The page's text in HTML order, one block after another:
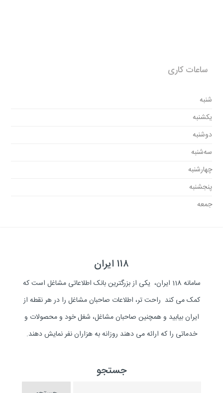
ساعات کاری
شنبه
یکشنبه
دوشنبه
سه‌شنبه
چهارشنبه
پنجشنبه
جمعه
۱۱۸ ایران
سامانه 118 ایران، یکی از بزرگترین بانک اطلاعاتی مشاغل است که
کمک می کند راحت تر، اطلاعات صاحبان مشاغل را در هر نقطه از
ایران بیابید و همچنین صاحبان مشاغل، شغل خود و محصولات و
خدماتی را که ارائه می دهند روزانه به هزاران نفر نمایش دهند.
جستجو